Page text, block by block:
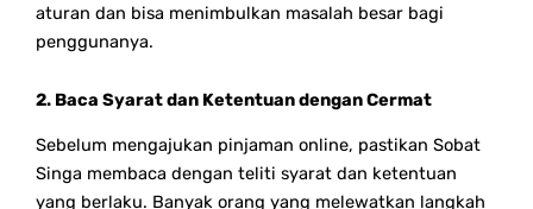
aturan dan bisa menimbulkan masalah besar bagi
penggunanya.
2. Baca Syarat dan Ketentuan dengan Cermat
Sebelum mengajukan pinjaman online, pastikan Sobat
Singa membaca dengan teliti syarat dan ketentuan
yang berlaku. Banyak orang yang melewatkan langkah